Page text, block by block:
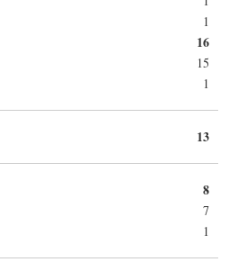
1
16
15
1
13
8
7
1